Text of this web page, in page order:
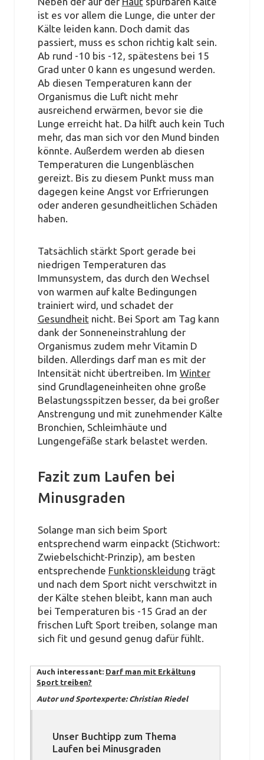
ist es vor allem die Lunge, die unter der
Kälte leiden kann. Doch damit das
passiert, muss es schon richtig kalt sein.
Ab rund -10 bis -12, spätestens bei 15
Grad unter 0 kann es ungesund werden.
Ab diesen Temperaturen kann der
Organismus die Luft nicht mehr
ausreichend erwärmen, bevor sie die
Lunge erreicht hat. Da hilft auch kein Tuch
mehr, das man sich vor den Mund binden
könnte. Außerdem werden ab diesen
Temperaturen die Lungenbläschen
gereizt. Bis zu diesem Punkt muss man
dagegen keine Angst vor Erfrierungen
oder anderen gesundheitlichen Schäden
haben.
Tatsächlich stärkt Sport gerade bei
niedrigen Temperaturen das
Immunsystem, das durch den Wechsel
von warmen auf kalte Bedingungen
trainiert wird, und schadet der
Gesundheit nicht. Bei Sport am Tag kann
dank der Sonneneinstrahlung der
Organismus zudem mehr Vitamin D
bilden. Allerdings darf man es mit der
Intensität nicht übertreiben. Im Winter
sind Grundlageneinheiten ohne große
Belastungsspitzen besser, da bei großer
Anstrengung und mit zunehmender Kälte
Bronchien, Schleimhäute und
Lungengefäße stark belastet werden.
Fazit zum Laufen bei
Minusgraden
Solange man sich beim Sport
entsprechend warm einpackt (Stichwort:
Zwiebelschicht-Prinzip), am besten
entsprechende Funktionskleidung trägt
und nach dem Sport nicht verschwitzt in
der Kälte stehen bleibt, kann man auch
bei Temperaturen bis -15 Grad an der
frischen Luft Sport treiben, solange man
sich fit und gesund genug dafür fühlt.
Auch interessant: Darf man mit Erkältung
Sport treiben?
Autor und Sportexperte: Christian Riedel
Unser Buchtipp zum Thema
Laufen bei Minusgraden